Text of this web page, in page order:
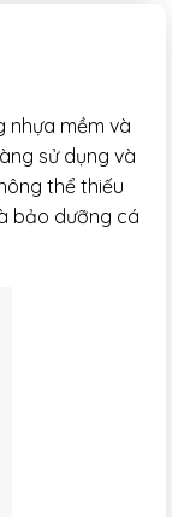
nhựa mềm và
sử dụng và
thể thiếu
bảo dưỡng cá